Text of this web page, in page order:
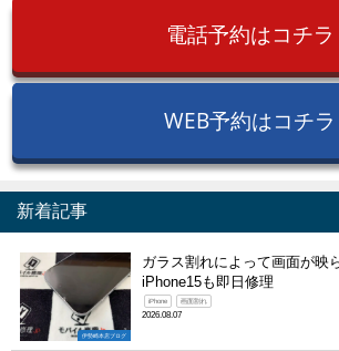
電話予約はコチラ
WEB予約はコチラ
新着記事
伊勢崎本店ブログ
ガラス割れによって画面が映
iPhone15も即日修理
iPhone 画面割れ
2026.08.07